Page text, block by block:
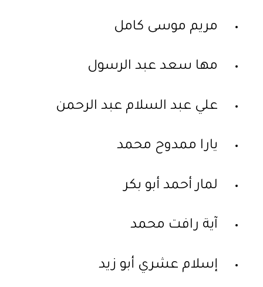
مريم موسى كامل
مها سعد عبد الرسول
علي عبد السلام عبد الرحمن
يارا ممدوح محمد
لمار أحمد أبو بكر
آية رافت محمد
إسلام عشري أبو زيد